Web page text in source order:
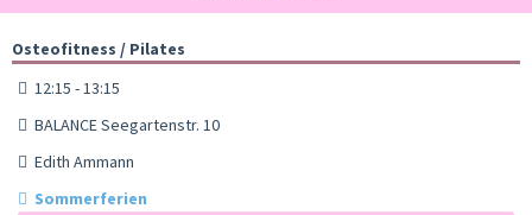
Osteofitness / Pilates
12:15 - 13:15
BALANCE Seegartenstr. 10
Edith Ammann
Sommerferien